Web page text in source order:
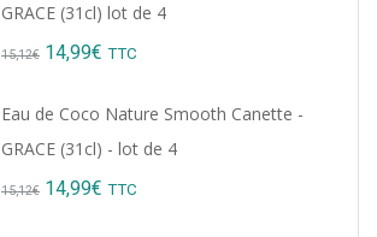
GRACE (31cl) lot de 4
15,12€ Original
14,99€ Current
TTC
Eau de Coco Nature Smooth Canette -
GRACE (31cl) - lot de 4
15,12€ Original
14,99€ Current
TTC